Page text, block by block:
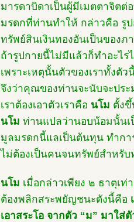
มารดาบิดาเป็นผู้มีเมตตาจิต
มรดกที่ท่านทำให้ กล่าวคือ รู
ทรัพย์สินเงินทองอันเป็นของภ
ถ้ารูปกายนี้ไม่มีแล้วก็ทำอะไร
เพราะเหตุนั้นตัวของเราทั้งตัว
จึงว่าคุณของท่านจะนับจะปร
เราต้องเอาตัวเราคือ นโม ตั้ง
นโม ท่านแปลว่านอบน้อมนั้นเ
มูลมรดกนี้แลเป็นต้นทุน ทำก
ไม่ต้องเป็นคนจนทรัพย์สำหรั
นโม เมื่อกล่าวเพียง ๒ ธาตุเ
ต้องพลิกสระพยัญชนะดังนี้คือ
เอาสระโอ จากตัว “ม” มาใส่